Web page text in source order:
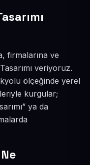
firmalarına ve
veriyoruz.
ölçeğinde yerel
kurgular;
ya da